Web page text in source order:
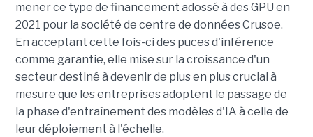
mener ce type de financement adossé à des GPU en
2021 pour la société de centre de données Crusoe.
En acceptant cette fois-ci des puces d'inférence
comme garantie, elle mise sur la croissance d'un
secteur destiné à devenir de plus en plus crucial à
mesure que les entreprises adoptent le passage de
la phase d'entraînement des modèles d'IA à celle de
leur déploiement à l'échelle.